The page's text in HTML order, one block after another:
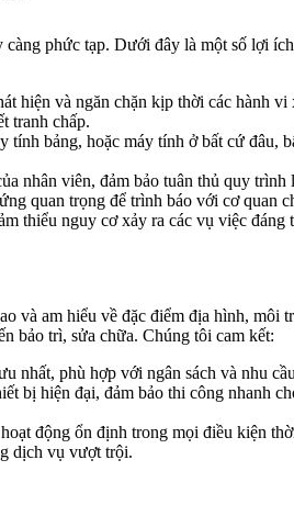
phức tạp. Dưới đây là một số lợi
hiện và ngăn chặn kịp thời các hành
tranh chấp.
tính bảng, hoặc máy tính ở bất cứ
nhân viên, đảm bảo tuân thủ quy trình
quan trọng để trình báo với cơ quan
thiểu nguy cơ xảy ra các vụ việc đáng
và am hiểu về đặc điểm địa hình, môi
bảo trì, sửa chữa. Chúng tôi cam kết:
nhất, phù hợp với ngân sách và nhu
bị hiện đại, đảm bảo thi công nhanh
động ổn định trong mọi điều kiện
dịch vụ vượt trội.